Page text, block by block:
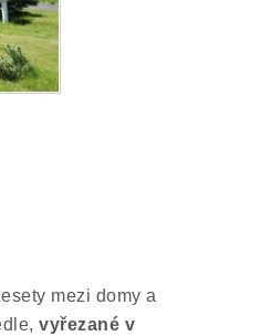
mezi domy a
vyřezané v